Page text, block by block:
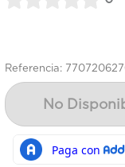
Referencia:
No